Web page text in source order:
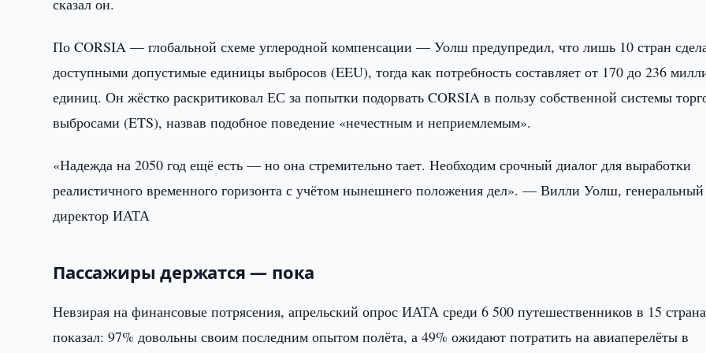
сказал он.
По CORSIA — глобальной схеме углеродной компенсации — Уолш предупредил, что лишь 10 стран
доступными допустимые единицы выбросов (EEU), тогда как потребность составляет от 170 до 236
единиц. Он жёстко раскритиковал ЕС за попытки подорвать CORSIA в пользу собственной системы
выбросами (ETS), назвав подобное поведение «нечестным и неприемлемым».
«Надежда на 2050 год ещё есть — но она стремительно тает. Необходим срочный диалог для выработки
реалистичного временного горизонта с учётом нынешнего положения дел». — Вилли Уолш, генеральный
директор ИАТА
Пассажиры держатся — пока
Невзирая на финансовые потрясения, апрельский опрос ИАТА среди 6 500 путешественников в 15
показал: 97% довольны своим последним опытом полёта, а 49% ожидают потратить на авиаперелёты в